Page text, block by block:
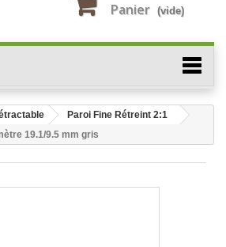
Panier (vide)
Paroi Fine Rétreint 2:1
19.1/9.5 mm gris